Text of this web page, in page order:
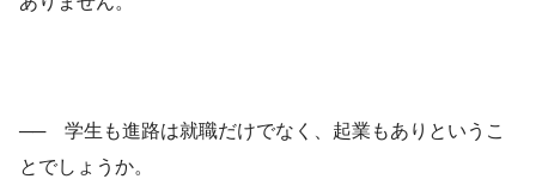
── 学生も進路は就職だけでなく、起業もありというこ
とでしょうか。